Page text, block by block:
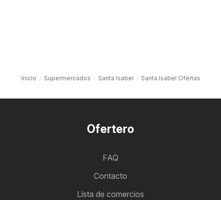
Inicio Supermercados Santa Isabel Santa Isabel Ofertas
Ofertero
FAQ
Contacto
Lista de comercios